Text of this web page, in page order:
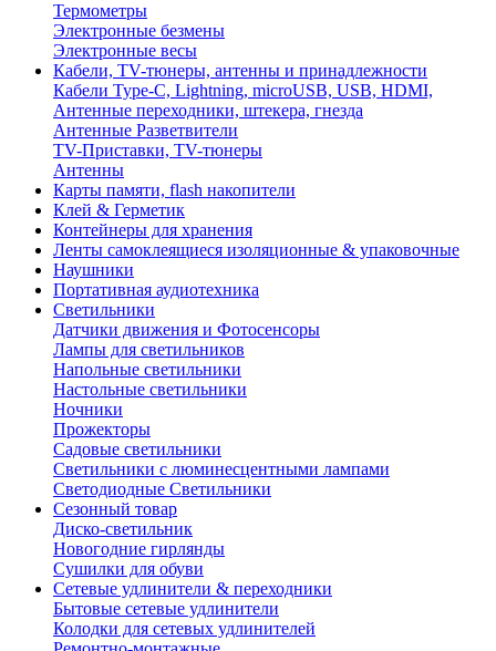
Термометры
Электронные безмены
Электронные весы
Кабели, TV-тюнеры, антенны и принадлежности
Кабели Type-C, Lightning, microUSB, USB, HDMI,
Антенные переходники, штекера, гнезда
Антенные Разветвители
TV-Приставки, TV-тюнеры
Антенны
Карты памяти, flash накопители
Клей & Герметик
Контейнеры для хранения
Ленты самоклеящиеся изоляционные & упаковочные
Наушники
Портативная аудиотехника
Светильники
Датчики движения и Фотосенсоры
Лампы для светильников
Напольные светильники
Настольные светильники
Ночники
Прожекторы
Садовые светильники
Светильники с люминесцентными лампами
Светодиодные Светильники
Сезонный товар
Диско-светильник
Новогодние гирлянды
Сушилки для обуви
Сетевые удлинители & переходники
Бытовые сетевые удлинители
Колодки для сетевых удлинителей